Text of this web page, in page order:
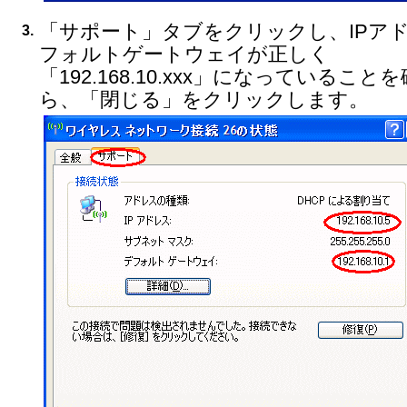
3.
「サポート」タブをクリックし、IPア
フォルトゲートウェイが正しく
「192.168.10.xxx」になっていること
ら、「閉じる」をクリックします。